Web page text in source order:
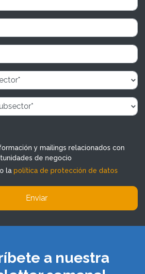
y mailings relacionados con
de negocio
la política de protección de datos
Enviar
a nuestra